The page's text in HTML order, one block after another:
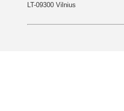
LT-09300 Vilnius